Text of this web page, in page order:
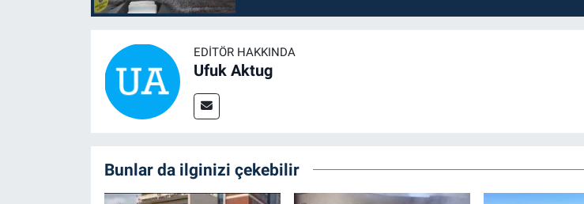
EDITÖR HAKKINDA
Ufuk Aktug
Bunlar da ilginizi çekebilir